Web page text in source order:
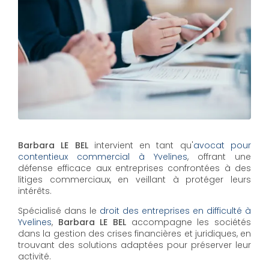
Barbara LE BELintervient en tant qu'avocat pour
contentieux commercial à Yvelines, offrant une
défense efficace aux entreprises confrontées à des
litiges commerciaux, en veillant à protéger leurs
intérêts.
Spécialisé dans le droit des entreprises en difficulté à
Yvelines, Barbara LE BEL accompagne les sociétés
dans la gestion des crises financières et juridiques, en
trouvant des solutions adaptées pour préserver leur
activité.